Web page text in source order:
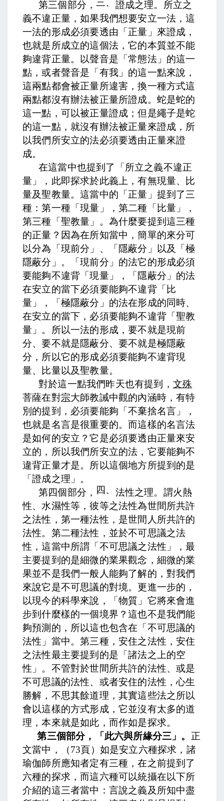
第三個部分，三、 證成之理。所立之
義不違正量，如果我們想要安立一法，這
一法的形成必須要透由「正量」來證成，
也就是所成立的這個法，它的本質並不能
夠違背正量。以聲音是「常態法」的這一
點，或者聲音是「有我」的這一點來說，
這兩點都會被正量所違害，換一種方式這
兩點都沒有辦法被正量所證成。蛇是蛇的
這一點，可以被正量證成；但是繩子是蛇
的這一點，就沒有辦法被正量來證成，所
以我們所安立的法必須要透由正量來證
成。
在這當中也提到了「所立之義不違正
量」， 此即探求於此義上，有無現量、比
量及聖教量。這當中的「正量」提到了三
種：第一種「現量」，第二種「比量」，
第三種「聖教量」。為什麼要提到這三種
的正量？因為在所知當中，簡單的來分可
以分為「現前分」、「隱蔽分」以及「極
隱蔽分」。「現前分」的法它的形成必須
要能夠不違背「現量」，「隱蔽分」的法
在安立的當下必須要能夠不違背「比
量」，「極隱蔽分」的法在形成的同時、
在安立的當下，必須要能夠不違背「聖教
量」。所以一法的形成，要不就是現前
分、要不就是隱蔽分、要不就是極隱蔽
分，所以它的形成必須要能夠不違背現
量、比量以及聖教量。
對於這一點我們昨天也有提到， 文殊
菩薩在對宗大師教誡中觀的內涵時，有特
別的提到，必須要能夠「不棄捨名言」，
也就是名言是很重要的。而這樣的名言法
是如何的安立？它是必須要透由正量來安
立的，所以我們所安立的法，它要能夠不
違背正量才是。所以這個地方所提到的是
「證成之理」。
第四個部分， 四、 法性之理。謂火熱
性、水濕性等，彼等之法性為世間所共許
之法性， 第一種法性，是世間人所共許的
法性。第二種法性， 並於不可思議之法
性，這當中所謂「不可思議之法性」，最
主要提到的是細微的業果觀念，細微的業
果並不是我們一般人能夠了解的，對我們
來說它是不可思議的對境。更進一步的，
以現今的科學來說，「物質」它將來會進
步到什麼樣的一個境界？這也不是我們能
夠預測的，所以這也包含在「不可思議的
法性」當中。第三種， 安住之法性，安住
之法性最主要提到的是「諸法之上的空
性」。不管對於世間所共許的法性、或是
不可思議的法性、或者安住的法性，心生
勝解，不思其餘道理， 其實這些法之所以
會以這樣的方式形成，它並沒有太多的道
理，本來就是如此， 而作如是探求。
第三個部分，「此六與所緣分三」。 正
文當中，
（73頁）如是安立六種探求，諸
瑜伽師所應知者定有三種，在之前提到了
六種的探求，而這六種可以統攝在以下所
介紹的這三者當中： 言說之義及所知中盡